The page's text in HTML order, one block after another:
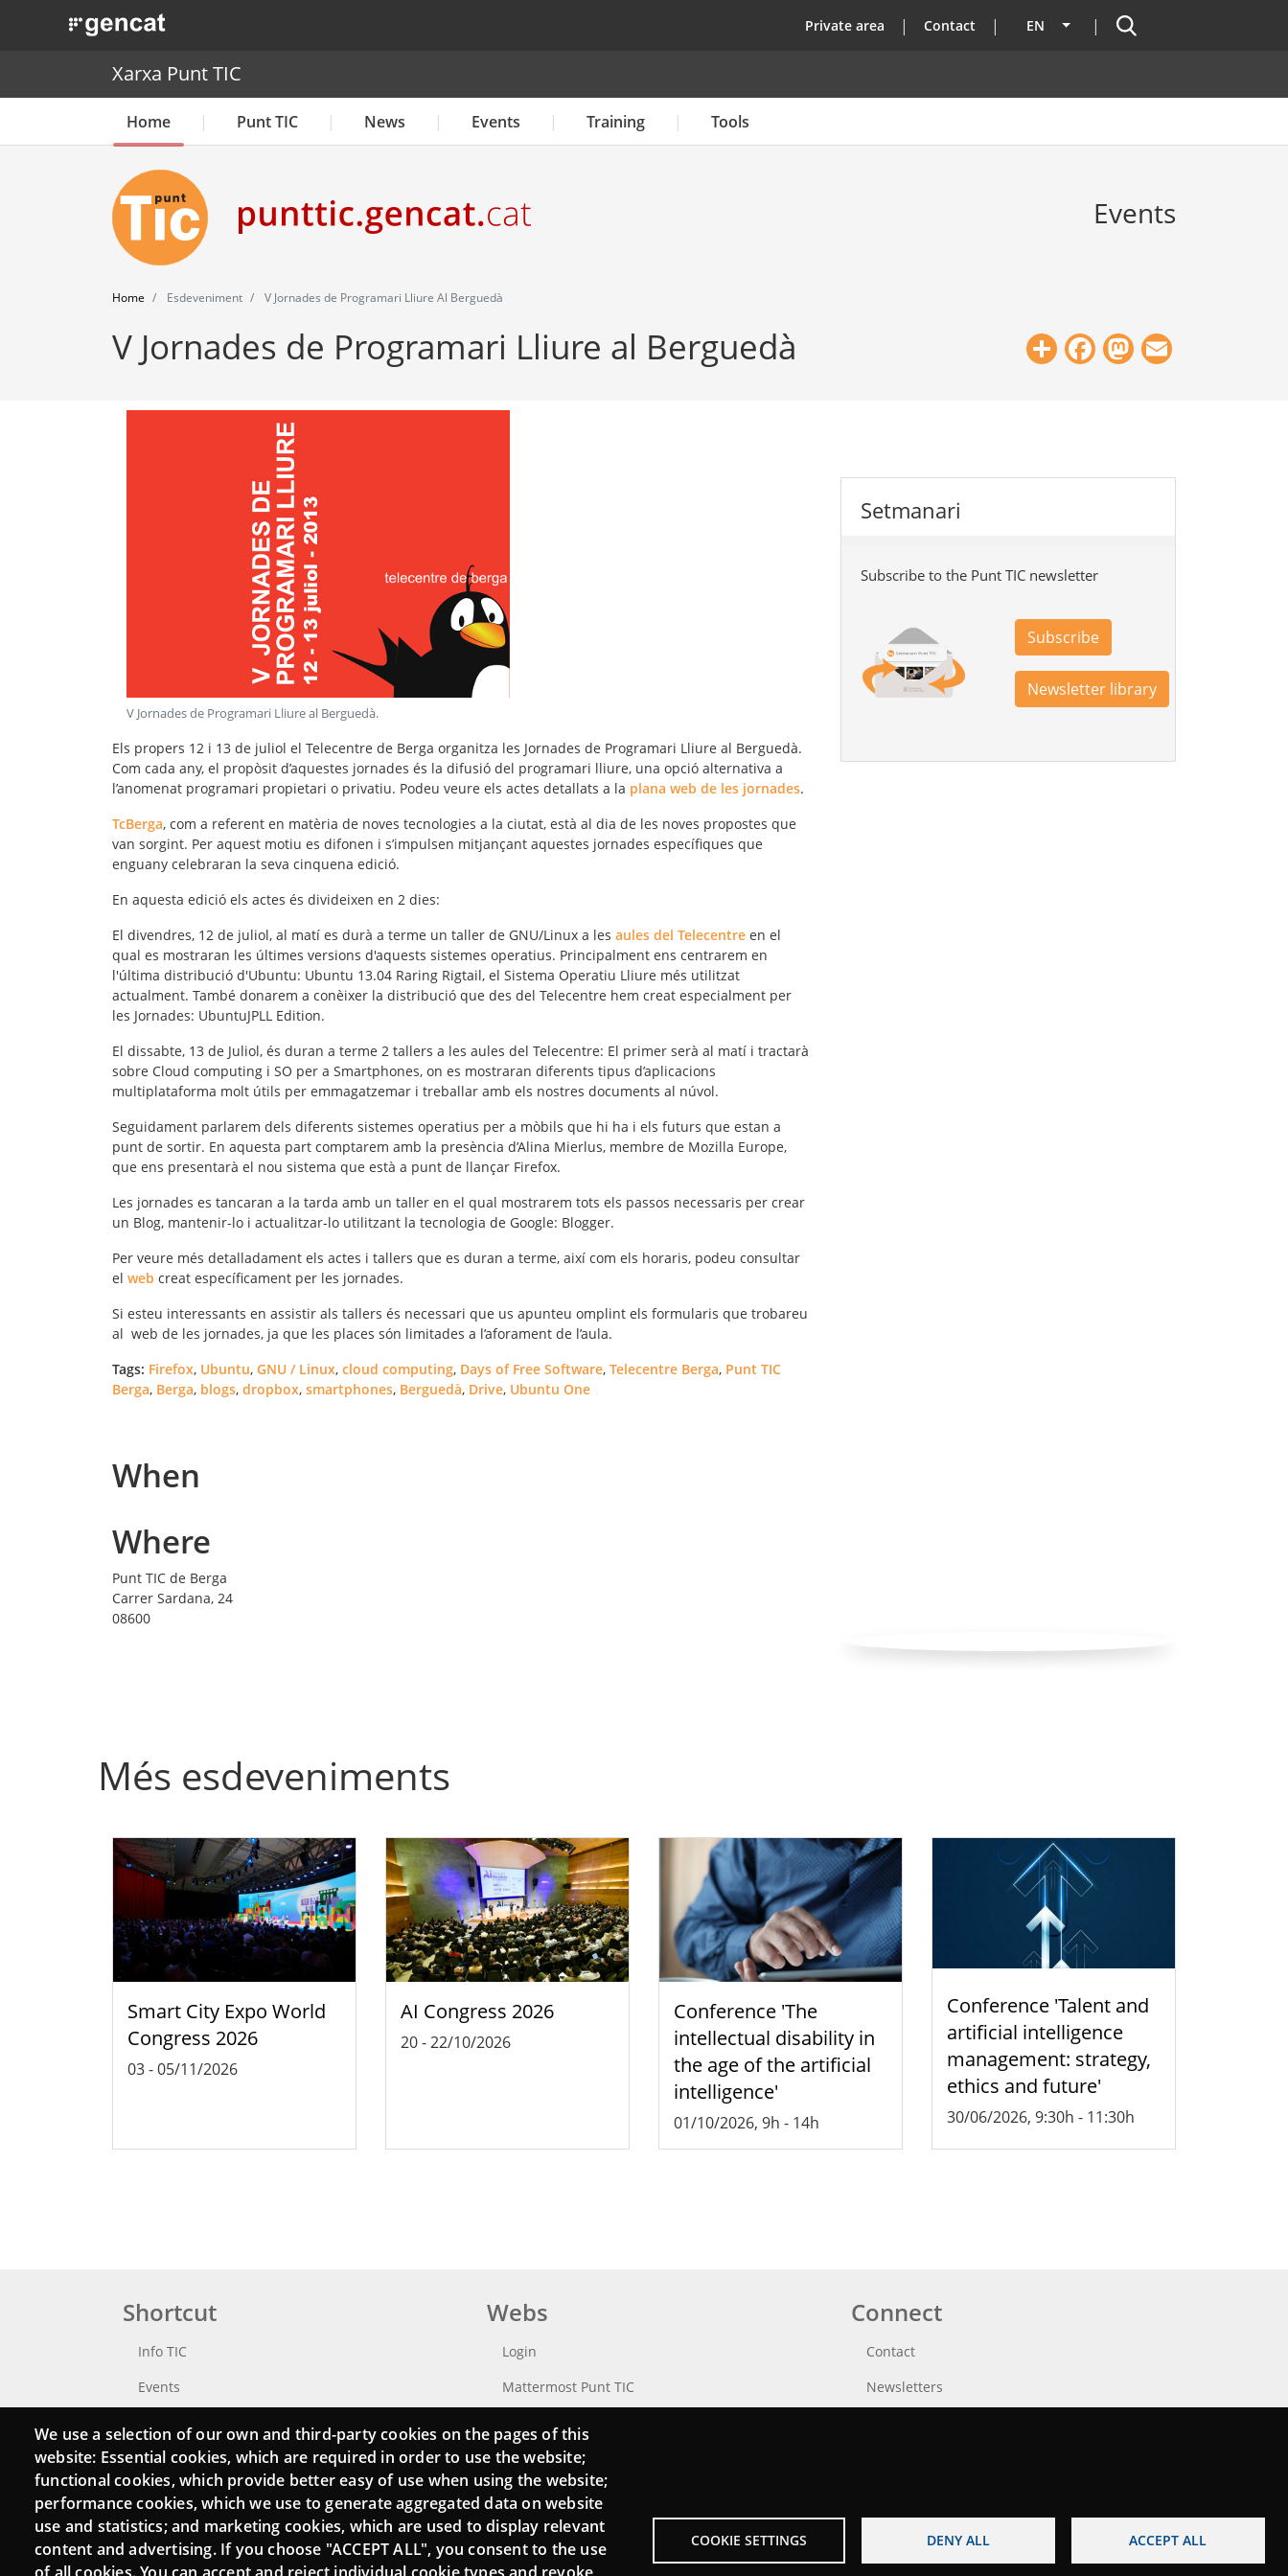
. Obre en una nova finestra. top
Private area Contact EN List additional actions
Search
Xarxa Punt TIC
Home Punt TIC News Events Training Tools
Events
Home Esdeveniment V Jornades de Programari Lliure Al Berguedà
V Jornades de Programari Lliure al Berguedà ShareFacebook
Mastodon
V Jornades de Programari Lliure al Berguedà.
Els propers 12 i 13 de juliol el Telecentre de Berga organitza les Jornades de Programari Lliure al Berguedà.
Com cada any, el propòsit d’aquestes jornades és la difusió del programari lliure, una opció alternativa a
l’anomenat programari propietari o privatiu. Podeu veure els actes detallats a la plana web de les jornades.
TcBerga, com a referent en matèria de noves tecnologies a la ciutat, està al dia de les noves propostes que
van sorgint. Per aquest motiu es difonen i s’impulsen mitjançant aquestes jornades específiques que
enguany celebraran la seva cinquena edició.
En aquesta edició els actes és divideixen en 2 dies:
El divendres, 12 de juliol, al matí es durà a terme un taller de GNU/Linux a les aules del Telecentre en el
qual es mostraran les últimes versions d'aquests sistemes operatius. Principalment ens centrarem en
l'última distribució d'Ubuntu: Ubuntu 13.04 Raring Rigtail, el Sistema Operatiu Lliure més utilitzat
actualment. També donarem a conèixer la distribució que des del Telecentre hem creat especialment per
les Jornades: UbuntuJPLL Edition.
El dissabte, 13 de Juliol, és duran a terme 2 tallers a les aules del Telecentre: El primer serà al matí i tractarà
sobre Cloud computing i SO per a Smartphones, on es mostraran diferents tipus d’aplicacions
multiplataforma molt útils per emmagatzemar i treballar amb els nostres documents al núvol.
Seguidament parlarem dels diferents sistemes operatius per a mòbils que hi ha i els futurs que estan a
punt de sortir. En aquesta part comptarem amb la presència d’Alina Mierlus, membre de Mozilla Europe,
que ens presentarà el nou sistema que està a punt de llançar Firefox.
Les jornades es tancaran a la tarda amb un taller en el qual mostrarem tots els passos necessaris per crear
un Blog, mantenir-lo i actualitzar-lo utilitzant la tecnologia de Google: Blogger.
Per veure més detalladament els actes i tallers que es duran a terme, així com els horaris, podeu consultar
el web creat específicament per les jornades.
Si esteu interessants en assistir als tallers és necessari que us apunteu omplint els formularis que trobareu
al web de les jornades, ja que les places són limitades a l’aforament de l’aula.
Tags: Firefox, Ubuntu, GNU / Linux, cloud computing, Days of Free Software, Telecentre Berga, Punt TIC
Berga, Berga, blogs, dropbox, smartphones, Berguedà, Drive, Ubuntu One
When
Where
Punt TIC de Berga
Carrer Sardana, 24
08600
Setmanari
Subscribe to the Punt TIC newsletter
Subscribe
Newsletter library
Més esdeveniments
Smart City Expo World
Congress 2026
03-05/11/2026
AI Congress 2026
20-22/10/2026
Conference 'The
intellectual disability in
the age of the artificial
intelligence'
01/10/2026, 9h - 14h
Conference 'Talent and
artificial intelligence
management: strategy,
ethics and future'
30/06/2026, 9:30h - 11:30h
Shortcut
Info TIC
Events
Catalogue of experts
Job and volunteer board
Search your Punt TIC
Webs
Login
Mattermost Punt TIC
Connect
Contact
Newsletters
We use a selection of our own and third-party cookies on the pages of this
website: Essential cookies, which are required in order to use the website;
functional cookies, which provide better easy of use when using the website;
performance cookies, which we use to generate aggregated data on website
use and statistics; and marketing cookies, which are used to display relevant
content and advertising. If you choose "ACCEPT ALL", you consent to the use
COOKIE SETTINGS DENY ALL ACCEPT ALL